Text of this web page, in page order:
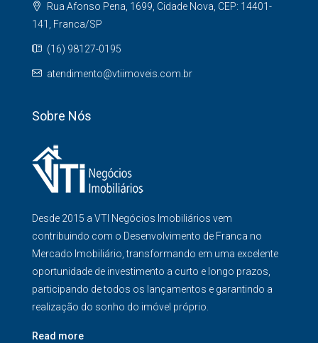
Rua Afonso Pena, 1699, Cidade Nova, CEP: 14401-
141, Franca/SP
(16) 98127-0195
atendimento@vtiimoveis.com.br
Sobre Nós
Desde 2015 a VTI Negócios Imobiliários vem
contribuindo com o Desenvolvimento de Franca no
Mercado Imobiliário, transformando em uma excelente
oportunidade de investimento a curto e longo prazos,
participando de todos os lançamentos e garantindo a
realização do sonho do imóvel próprio.
Read more